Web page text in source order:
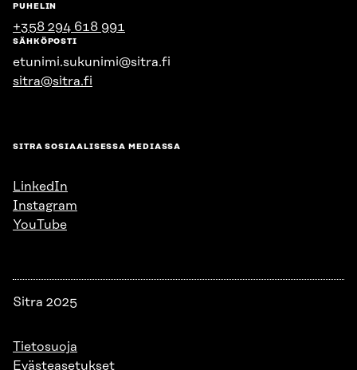
PUHELIN
+358 294 618 991
SÄHKÖPOSTI
etunimi.sukunimi@sitra.fi
sitra@sitra.fi
SITRA SOSIAALISESSA MEDIASSA
LinkedIn
Instagram
YouTube
Sitra 2025
Tietosuoja
Evästeasetukset